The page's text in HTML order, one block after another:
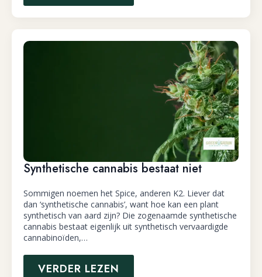
Synthetische cannabis bestaat niet
Sommigen noemen het Spice, anderen K2. Liever dat
dan ‘synthetische cannabis’, want hoe kan een plant
synthetisch van aard zijn? Die zogenaamde synthetische
cannabis bestaat eigenlijk uit synthetisch vervaardigde
cannabinoïden,…
VERDER LEZEN